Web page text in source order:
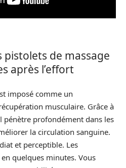
pistolets de massage
après l’effort
imposé comme un
musculaire. Grâce à
pénètre profondément dans les
la circulation sanguine.
et perceptible. Les
quelques minutes. Vous